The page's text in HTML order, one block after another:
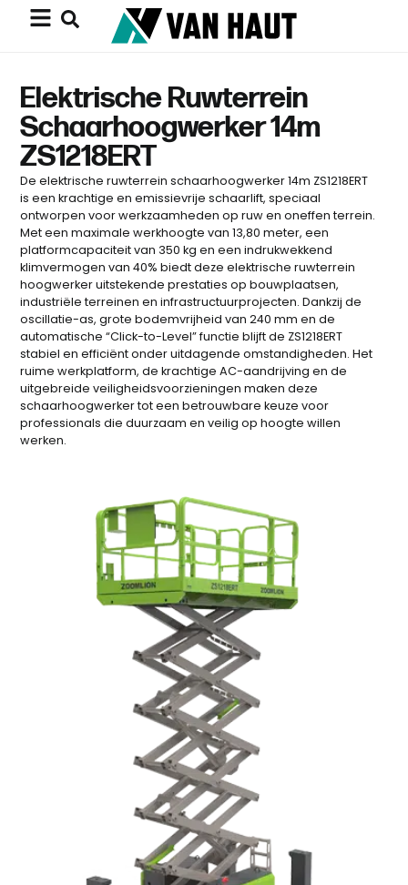
Elektrische Ruwterrein
Schaarhoogwerker 14m
ZS1218ERT
De elektrische ruwterrein schaarhoogwerker 14m ZS1218ERT
is een krachtige en emissievrije schaarlift, speciaal
ontworpen voor werkzaamheden op ruw en oneffen terrein.
Met een maximale werkhoogte van 13,80 meter, een
platformcapaciteit van 350 kg en een indrukwekkend
klimvermogen van 40% biedt deze elektrische ruwterrein
hoogwerker uitstekende prestaties op bouwplaatsen,
industriële terreinen en infrastructuurprojecten. Dankzij de
oscillatie-as, grote bodemvrijheid van 240 mm en de
automatische “Click-to-Level” functie blijft de ZS1218ERT
stabiel en efficiënt onder uitdagende omstandigheden. Het
ruime werkplatform, de krachtige AC-aandrijving en de
uitgebreide veiligheidsvoorzieningen maken deze
schaarhoogwerker tot een betrouwbare keuze voor
professionals die duurzaam en veilig op hoogte willen
werken.